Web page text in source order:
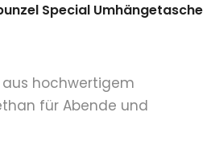
Special Umhängetasche
hochwertigem
für Abende und